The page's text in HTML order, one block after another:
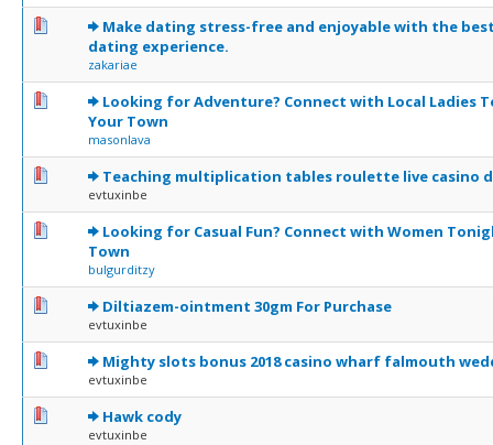
Make dating stress-free and enjoyable with the
dating experience.
zakariae
0 Votes - 0 sur 5 en moyenne
12345
Looking for Adventure? Connect with Local Ladies
Your Town
masonlava
0 Votes - 0 sur 5 en moyenne
12345
Teaching multiplication tables roulette live casino
evtuxinbe
0 Votes - 0 sur 5 en moyenne
12345
Looking for Casual Fun? Connect with Women
Town
bulgurditzy
0 Votes - 0 sur 5 en moyenne
1234 5
Diltiazem-ointment 30gm For Purchase
evtuxinbe
0 Votes - 0 sur 5 en moyenne
12345
Mighty slots bonus 2018 casino wharf falmouth
evtuxinbe
0 Votes - 0 sur 5 en moyenne
12345
Hawk cody
evtuxinbe
0 Votes - 0 sur 5 en moyenne